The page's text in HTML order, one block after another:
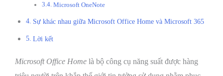
Microsoft OneNote
Sự khác nhau giữa Microsoft Office Home và Microsoft 365
Lời kết
Microsoft Office Home là bộ công cụ năng suất được hàng